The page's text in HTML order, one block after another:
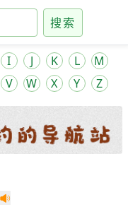
搜索
I J K L
M
V W X Y Z